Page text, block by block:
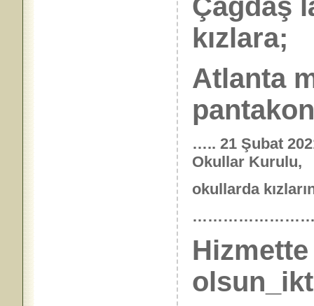
Çağdaş
kızlara;
Atlanta
….. 21 Şubat
Okullar Kurulu,
okullarda
Hizmette